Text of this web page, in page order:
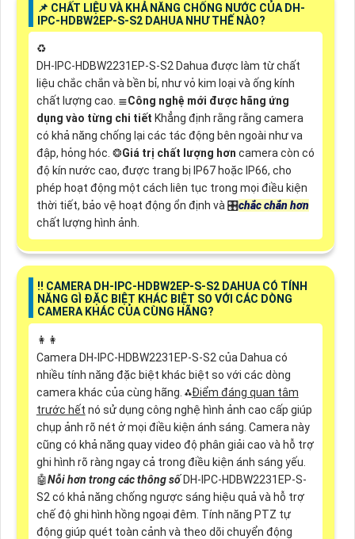
📌 CHẤT LIỆU VÀ KHẢ NĂNG CHỐNG NƯỚC CỦA DH-
IPC-HDBW2EP-S-S2 DAHUA NHƯ THẾ NÀO?
♻️
DH-IPC-HDBW2231EP-S-S2 Dahua được làm từ chất
liệu chắc chắn và bền bỉ, như vỏ kim loại và ống kính
chất lượng cao. ≣Công nghệ mới được hãng ứng
dụng vào từng chi tiết Khẳng định rằng rằng camera
có khả năng chống lại các tác động bên ngoài như va
đập, hỏng hóc. ❂Giá trị chất lượng hơn camera còn có
độ kín nước cao, được trang bị IP67 hoặc IP66, cho
phép hoạt động một cách liên tục trong mọi điều kiện
thời tiết, bảo vệ hoạt động ổn định và 🎛chắc chắn hơn
chất lượng hình ảnh.
‼️ CAMERA DH-IPC-HDBW2EP-S-S2 DAHUA CÓ TÍNH
NĂNG GÌ ĐẶC BIỆT KHÁC BIỆT SO VỚI CÁC DÒNG
CAMERA KHÁC CỦA CÙNG HÃNG?
️👩‍👩
Camera DH-IPC-HDBW2231EP-S-S2 của Dahua có
nhiều tính năng đặc biệt khác biệt so với các dòng
camera khác của cùng hãng. ⁂Điểm đáng quan tâm
trước hết nó sử dụng công nghệ hình ảnh cao cấp giúp
chụp ảnh rõ nét ở mọi điều kiện ánh sáng. Camera này
cũng có khả năng quay video độ phân giải cao và hỗ trợ
ghi hình rõ ràng ngay cả trong điều kiện ánh sáng yếu.
🤖️Nỗi hơn trong các thông sốDH-IPC-HDBW2231EP-S-
S2 có khả năng chống ngược sáng hiệu quả và hỗ trợ
chế độ ghi hình hồng ngoại đêm. Tính năng PTZ tự
động giúp quét toàn cảnh và theo dõi chuyển động